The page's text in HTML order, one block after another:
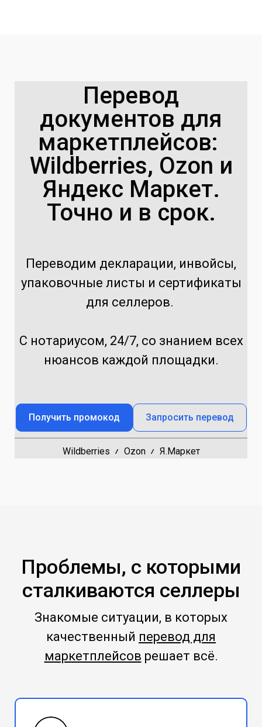
Перевод
документов для
маркетплейсов:
Wildberries, Ozon и
Яндекс Маркет.
Точно и в срок.
Переводим декларации, инвойсы,
упаковочные листы и сертификаты
для селлеров.
С нотариусом, 24/7, со знанием всех
нюансов каждой площадки.
Получить промокод Запросить перевод
Wildberries Ozon Я.Маркет
Проблемы, с которыми
сталкиваются селлеры
Знакомые ситуации, в которых
качественный перевод для
маркетплейсов решает всё.